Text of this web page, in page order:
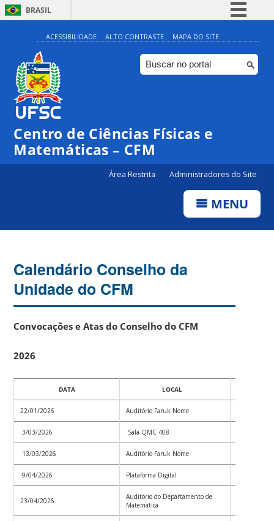
BRASIL
Simplifique!
Comunica BR
Participe
Canais
ACESSIBILIDADE ALTO CONTRASTE MAPA DO SITE
Centro de Ciências Físicas e
Matemáticas – CFM
Área Restrita Administradores do Site
MENU
Calendário Conselho da
Unidade do CFM
Convocações e Atas do Conselho do CFM
2026
DATA LOCAL
22/01/2026 Auditório Faruk Nome
3/03/2026 Sala QMC 408
13/03/2026 Auditório Faruk Nome
9/04/2026 Plataforma Digital
23/04/2026
Auditório do Departamento de
Matemática